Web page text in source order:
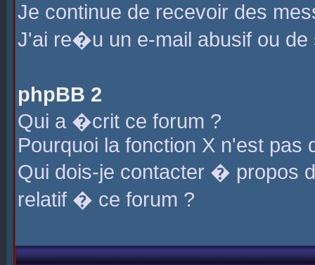
Je continue de recevoir des
J'ai re�u un e-mail abusif ou de
phpBB 2
Qui a �crit ce forum ?
Pourquoi la fonction X n'est pas
Qui dois-je contacter � propos
relatif � ce forum ?